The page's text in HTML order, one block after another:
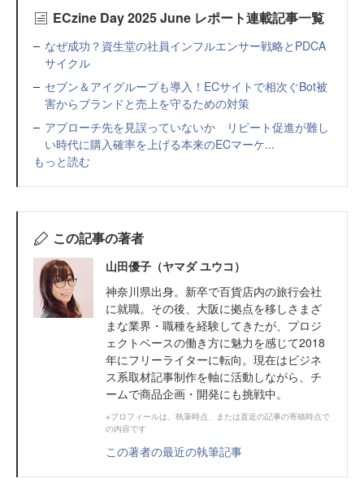
ECzine Day 2025 June レポート連載記事一覧
なぜ成功？資生堂の社員インフルエンサー戦略とPDCA
サイクル
セブン＆アイグループも導入！ECサイトで相次ぐBot被
害からブランドと売上を守るための対策
アプローチ先を見誤っていないか リピート促進が難し
い時代に購入確率を上げる本来のECマーケ...
もっと読む
この記事の著者
山田優子（ヤマダ ユウコ）
神奈川県出身。新卒で百貨店内の旅行会社
に就職。その後、大阪に拠点を移しさまざ
まな業界・職種を経験してきたが、プロジ
ェクトベースの働き方に魅力を感じて2018
年にフリーライターに転向。現在はビジネ
ス系取材記事制作を軸に活動しながら、チ
ームで商品企画・開発にも挑戦中。
※プロフィールは、執筆時点、または直近の記事の寄稿時点で
の内容です
この著者の最近の執筆記事